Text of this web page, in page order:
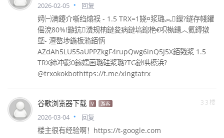
2026-02-05 回复
娉㈠満鑳介噺绉熻祦 - 1.5 TRX=1娆¤浆璐︽鏁?鐩存帴鑺
傜渷80%!鏃犺瀵规柟鏈夋病鏈塙鎴栬€呮槸鍚︿氦鏄撴
墍- 澶嶅埗鍦板潃銆怲
AZdAh5LU55aUPPZkgF4rupQwg6inQ5J5X銆戣浆 1.5
TRX鍗冲彲0鎵嬬画璐硅浆璐?TG鏈哄櫒浜?
@trxokokbothttps://t.me/xingtatrx
谷歌浏览器下载 V 游客 33楼
2026-03-04 回复
楼主很有经验啊！https://t-google.com